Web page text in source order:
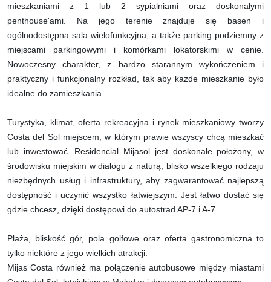
mieszkaniami z 1 lub 2 sypialniami oraz doskonałymi
penthouse'ami. Na jego terenie znajduje się basen i
ogólnodostępna sala wielofunkcyjna, a także parking podziemny z
miejscami parkingowymi i komórkami lokatorskimi w cenie.
Nowoczesny charakter, z bardzo starannym wykończeniem i
praktyczny i funkcjonalny rozkład, tak aby każde mieszkanie było
idealne do zamieszkania.
Turystyka, klimat, oferta rekreacyjna i rynek mieszkaniowy tworzy
Costa del Sol miejscem, w którym prawie wszyscy chcą mieszkać
lub inwestować. Residencial Mijasol jest doskonale położony, w
środowisku miejskim w dialogu z naturą, blisko wszelkiego rodzaju
niezbędnych usług i infrastruktury, aby zagwarantować najlepszą
dostępność i uczynić wszystko łatwiejszym. Jest łatwo dostać się
gdzie chcesz, dzięki dostępowi do autostrad AP-7 i A-7.
Plaża, bliskość gór, pola golfowe oraz oferta gastronomiczna to
tylko niektóre z jego wielkich atrakcji.
Mijas Costa również ma połączenie autobusowe między miastami